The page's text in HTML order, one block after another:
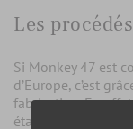
Les
Si Monkey 47 est
d’Europe, c’est
fabrication. En
étapes sont